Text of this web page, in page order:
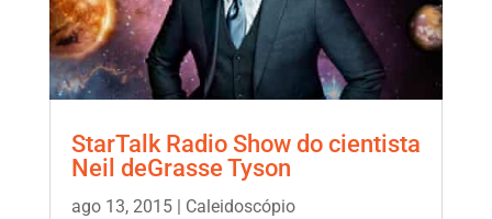
StarTalk Radio Show do cientista
Neil deGrasse Tyson
ago 13, 2015| Caleidoscópio